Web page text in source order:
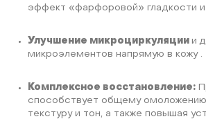
эффект «фарфоровой» гладкости и
Улучшение микроциркуляции и
микроэлементов напрямую в кожу .
Комплексное восстановление:
способствует общему омоложению
текстуру и тон, а также повышая